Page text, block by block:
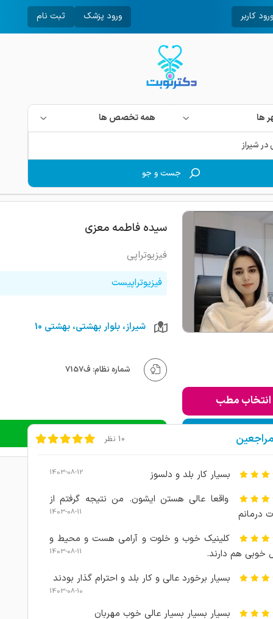
ورود کاربر ورود پزشک ثبت نام
ها همه تخصص ها
جست و جو
انتخاب مطب
به لیست من
سیده فاطمه معزی
فیزیوتراپی
فیزیوتراپیست
شیراز، بلوار بهشتی، بهشتی 10
شماره نظام: ف7157
دریافت نوبت تلفنی 10 نظر
بسیار کار بلد و دلسوز 1403-08-12
واقعا عالی هستن ایشون. من نتیجه گرفتم از
درمانم
1403-08-11
کلینیک خوب و خلوت و آرامی هست و محیط و
خوبی هم دارند.
1403-08-11
بسیار برخورد عالی و کار بلد و احترام گذار بودند
1403-08-10
بسیار بسیار بسیار عالی خوب مهربان